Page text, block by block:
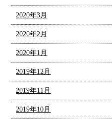
2020年3月
2020年2月
2020年1月
2019年12月
2019年11月
2019年10月